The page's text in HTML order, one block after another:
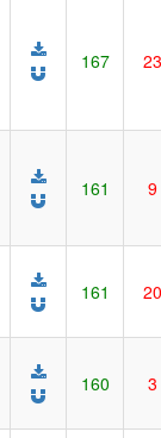
167 23
161 9
161 20
160 3